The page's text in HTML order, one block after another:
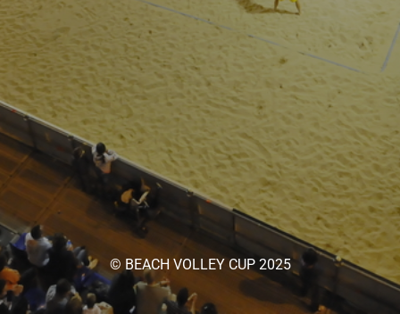
© BEACH VOLLEY CUP 2025